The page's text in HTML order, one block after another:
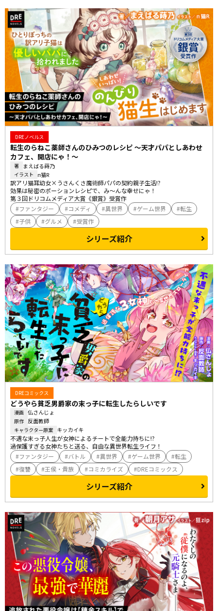
DREノベルス
転生のらねこ薬師さんのひみつのレシピ ～天才パパとしあわせ
カフェ、開店にゃ！～
著 まえばる蒔乃
イラスト п猫R
訳アリ猫耳幼女×うさんくさ魔術師パパの契約親子生活!?
効果は秘密のポーションレシピで、み～んな幸せにゃ！
第３回ドリコムメディア大賞《銀賞》受賞作
ファンタジー
コメディ 異世界 ゲーム世界
転生
子供
グルメ 受賞作
シリーズ紹介
DREコミックス
どうやら貧乏男爵家の末っ子に転生したらしいです
漫画 仏さんじょ
原作 反面教師
キャラクター原案 キッカイキ
不遇な末っ子人生が女神によるチートで全能力持ちに!?
過保護すぎる女神たちと送る、自由な異世界転生ライフ！
ファンタジー
バトル 異世界 ゲーム世界
転生
復讐
王侯・貴族 コミカライズ DREコミックス
シリーズ紹介